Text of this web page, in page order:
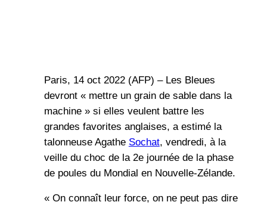
Paris, 14 oct 2022 (AFP) – Les Bleues
devront « mettre un grain de sable dans la
machine » si elles veulent battre les
grandes favorites anglaises, a estimé la
talonneuse Agathe Sochat, vendredi, à la
veille du choc de la 2e journée de la phase
de poules du Mondial en Nouvelle-Zélande.
« On connaît leur force, on ne peut pas dire